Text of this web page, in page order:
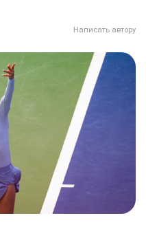
Написать автору